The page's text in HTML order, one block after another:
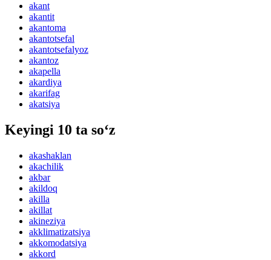
akant
akantit
akantoma
akantotsefal
akantotsefalyoz
akantoz
akapella
akardiya
akarifag
akatsiya
Keyingi 10 ta so‘z
akashaklan
akachilik
akbar
akildoq
akilla
akillat
akineziya
akklimatizatsiya
akkomodatsiya
akkord